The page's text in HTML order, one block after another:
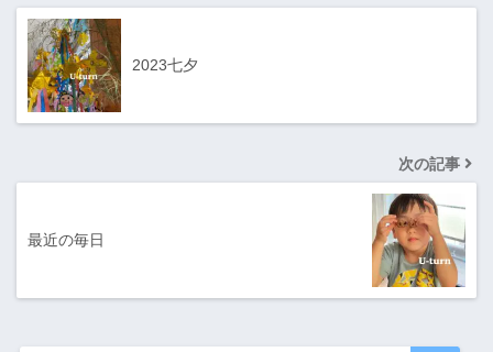
2023七夕
次の記事
最近の毎日